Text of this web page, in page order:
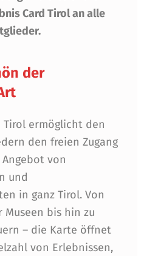
Card Tirol an alle
der
Tirol ermöglicht den
den freien Zugang
von
und
in ganz Tirol. Von
Museen bis hin zu
– die Karte öffnet
von Erlebnissen,